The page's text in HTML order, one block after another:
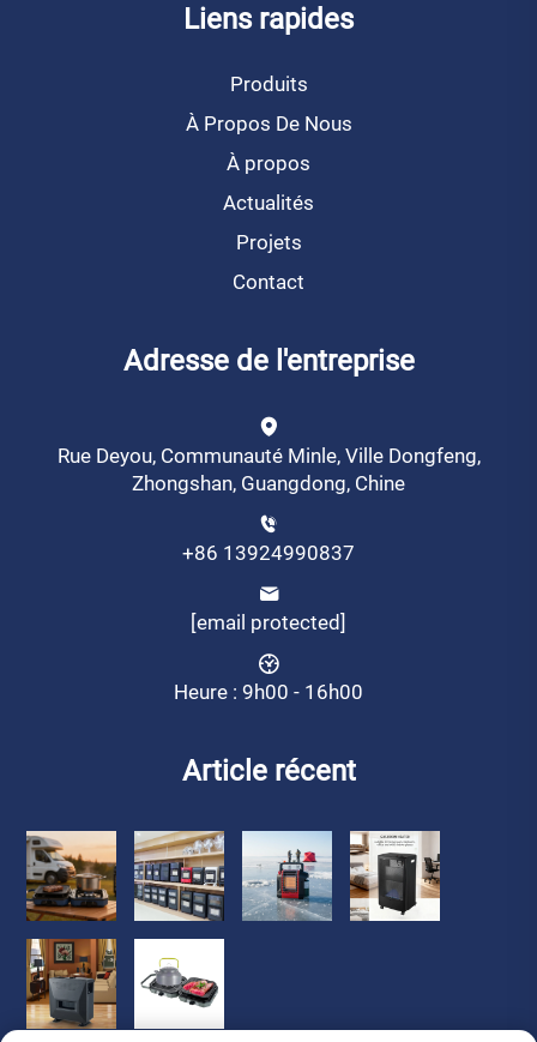
Liens rapides
Produits
À Propos De Nous
À propos
Actualités
Projets
Contact
Adresse de l'entreprise
Rue Deyou, Communauté Minle, Ville Dongfeng,
Zhongshan, Guangdong, Chine
+86 13924990837
[email protected]
Heure : 9h00 - 16h00
Article récent